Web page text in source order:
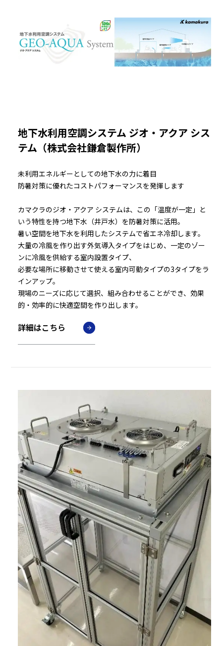
地下水利用空調システム ジオ・アクア シス
テム（株式会社鎌倉製作所）
未利用エネルギーとしての地下水の力に着目
防暑対策に優れたコストパフォーマンスを発揮します
カマクラのジオ・アクア システムは、この「温度が一定」と
いう特性を持つ地下水（井戸水）を防暑対策に活用。
暑い空間を地下水を利用したシステムで省エネ冷却します。
大量の冷風を作り出す外気導入タイプをはじめ、一定のゾー
ンに冷風を供給する室内設置タイプ、
必要な場所に移動させて使える室内可動タイプの3タイプをラ
インアップ。
現場のニーズに応じて選択、組み合わせることができ、効果
的・効率的に快適空間を作り出します。
詳細はこちら